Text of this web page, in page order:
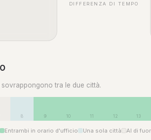
DIFFERENZA DI TEMPO
tra le due città.
8 9 10 11 12 13
Entrambi in orario d'ufficio Una sola città Al di